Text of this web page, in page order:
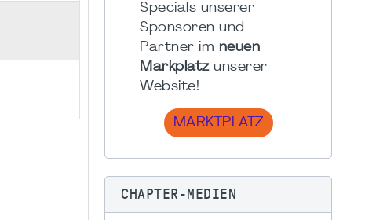
Specials unserer
Sponsoren und
Partner im neuen
Markplatzunserer
Website!
MARKTPLATZ
CHAPTER-MEDIEN